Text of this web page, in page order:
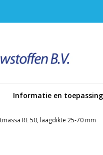
Informatie en
RE 50, laagdikte 25-70 mm